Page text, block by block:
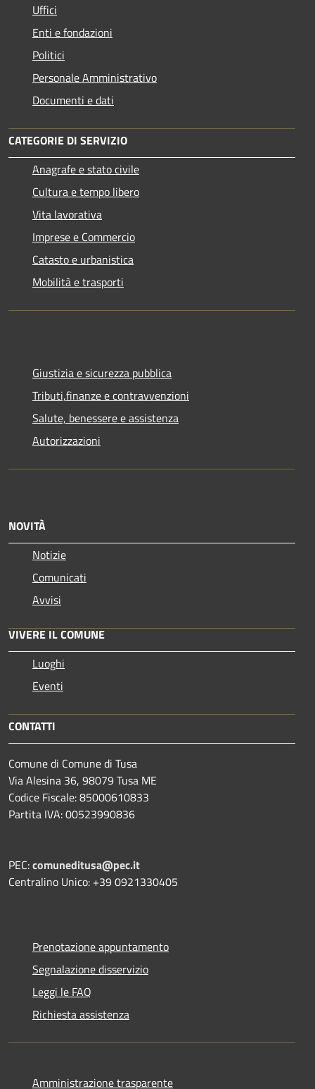
Uffici
Enti e fondazioni
Politici
Personale Amministrativo
Documenti e dati
CATEGORIE DI SERVIZIO
Anagrafe e stato civile
Cultura e tempo libero
Vita lavorativa
Imprese e Commercio
Catasto e urbanistica
Mobilità e trasporti
Giustizia e sicurezza pubblica
Tributi,finanze e contravvenzioni
Salute, benessere e assistenza
Autorizzazioni
NOVITÀ
Notizie
Comunicati
Avvisi
VIVERE IL COMUNE
Luoghi
Eventi
CONTATTI
Comune di Comune di Tusa
Via Alesina 36, 98079 Tusa ME
Codice Fiscale: 85000610833
Partita IVA: 00523990836
PEC:comuneditusa@pec.it
Centralino Unico: +39 0921330405
Prenotazione appuntamento
Segnalazione disservizio
Leggi le FAQ
Richiesta assistenza
Amministrazione trasparente